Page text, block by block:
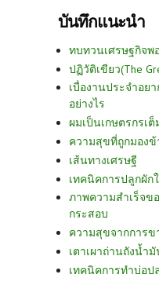
บันทึกแนะนำ
ทบทวนเศรษฐกิจพ
ปฏิวัติเขียว(The
เบื่องานประจำอย
อย่างไร
ผมเป็นเกษตรกรเ
ความสุขที่ถูกมองข้
เส้นทางเศรษฐี
เทคนิคการปลูกผัก
ภาพความสำเร็จข
กระสอบ
ความสุขจากการข
เตาเผาถ่านถังน้ำ
เทคนิคการทำบ่อป